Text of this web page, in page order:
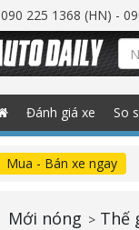
090 225 1368 (HN) -
Đánh giá xe So
Mua - Bán xe ngay
Mới nóng > Thế